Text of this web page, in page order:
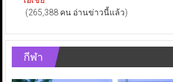
(265,388 คน อ่านข่าวนี้แล้ว)
กีฬา